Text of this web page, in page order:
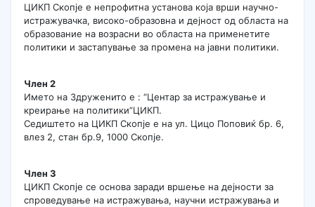
ЦИКП Скопје е непрофитна установа која врши научно-
истражувачка, високо-образовна и дејност од областа на
образование на возрасни во областа на применетите
политики и застапување за промена на јавни политики.
Член 2
Името на Здруженито е : “Центар за истражување и
креирање на политики”ЦИКП.
Седиштето на ЦИКП Скопје е на ул. Цицо Поповиќ бр. 6,
влез 2, стан бр.9, 1000 Скопје.
Член 3
ЦИКП Скопје се основа заради вршење на дејности за
спроведување на истражувања, научни истражувања и